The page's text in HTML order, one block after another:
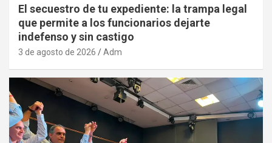
El secuestro de tu expediente: la trampa legal
que permite a los funcionarios dejarte
indefenso y sin castigo
3 de agosto de 2026 Adm